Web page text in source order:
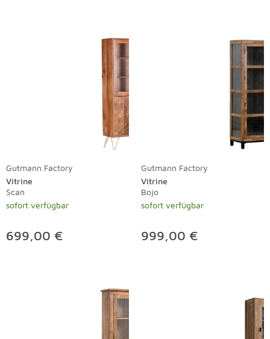
Gutmann Factory
Vitrine
Scan
sofort verfügbar
699,00 €
Gutmann Factory
Vitrine
Bojo
sofort verfügbar
999,00 €